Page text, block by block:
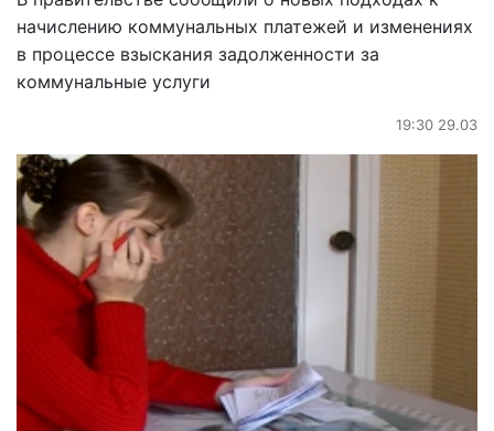
начислению коммунальных платежей и изменениях
в процессе взыскания задолженности за
коммунальные услуги
19:30 29.03